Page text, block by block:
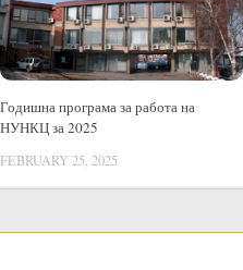
Годишна програма за работа на
НУНКЦ за 2025
FEBRUARY 25, 2025